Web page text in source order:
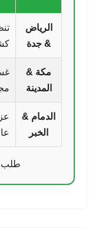
الرياض
& جدة
مكة &
المدينة
الدمام &
الخبر
عزل
عامة
طلب